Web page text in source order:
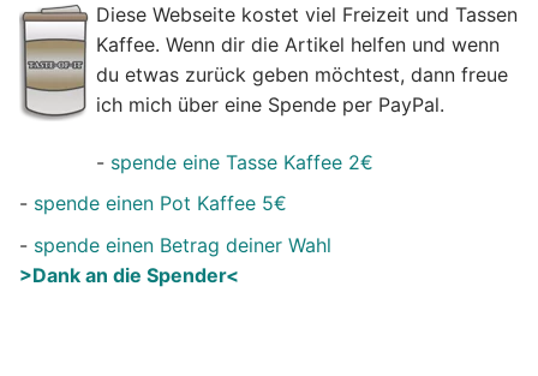
Diese Webseite kostet viel Freizeit und Tassen
Kaffee. Wenn dir die Artikel helfen und wenn
du etwas zurück geben möchtest, dann freue
ich mich über eine Spende per PayPal.
- spende eine Tasse Kaffee 2€
- spende einen Pot Kaffee 5€
- spende einen Betrag deiner Wahl
>Dank an die Spender<